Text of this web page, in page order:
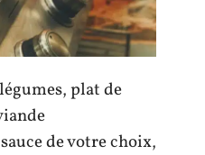
plat de
de votre choix,